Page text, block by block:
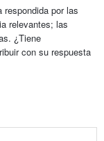
respondida por las
relevantes; las
¿Tiene
con su respuesta